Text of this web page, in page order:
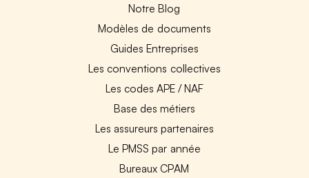
Notre Blog
Modèles de documents
Guides Entreprises
Les conventions collectives
Les codes APE / NAF
Base des métiers
Les assureurs partenaires
Le PMSS par année
Bureaux CPAM